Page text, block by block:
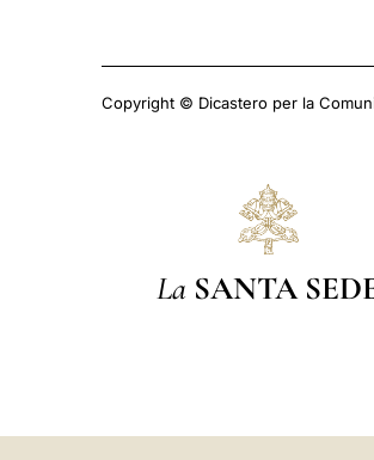
Copyright © Dicastero per la
La SANTA